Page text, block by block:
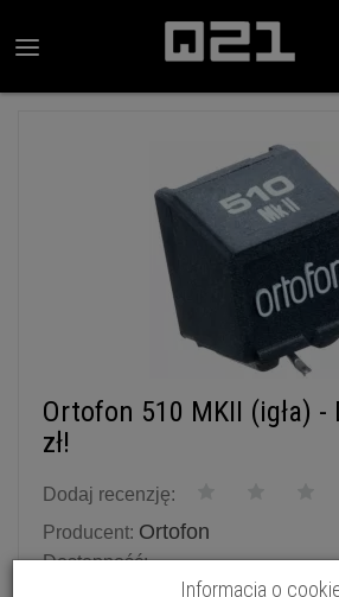
Ortofon 510 MKII (igła) -
zł!
Dodaj recenzję:
Producent: Ortofon
Dostępność:
Potwierdź dostępność mailowo lub
Informacja o